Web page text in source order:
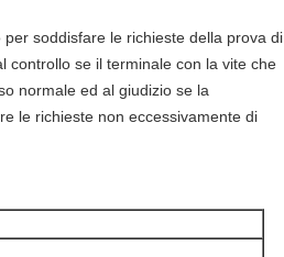
soddisfare le richieste della prova di
controllo se il terminale con la vite che
normale ed al giudizio se la
le richieste non eccessivamente di